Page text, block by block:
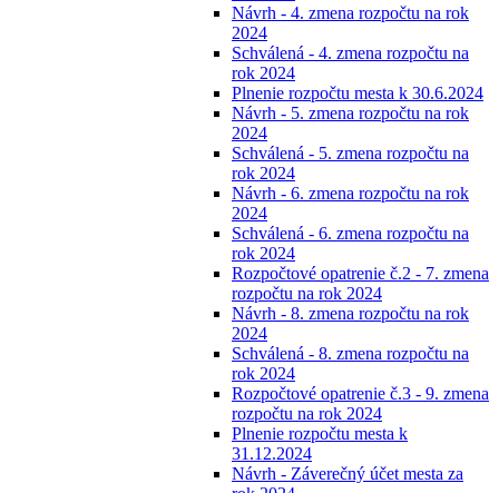
Návrh - 4. zmena rozpočtu na rok
2024
Schválená - 4. zmena rozpočtu na
rok 2024
Plnenie rozpočtu mesta k 30.6.2024
Návrh - 5. zmena rozpočtu na rok
2024
Schválená - 5. zmena rozpočtu na
rok 2024
Návrh - 6. zmena rozpočtu na rok
2024
Schválená - 6. zmena rozpočtu na
rok 2024
Rozpočtové opatrenie č.2 - 7. zmena
rozpočtu na rok 2024
Návrh - 8. zmena rozpočtu na rok
2024
Schválená - 8. zmena rozpočtu na
rok 2024
Rozpočtové opatrenie č.3 - 9. zmena
rozpočtu na rok 2024
Plnenie rozpočtu mesta k
31.12.2024
Návrh - Záverečný účet mesta za